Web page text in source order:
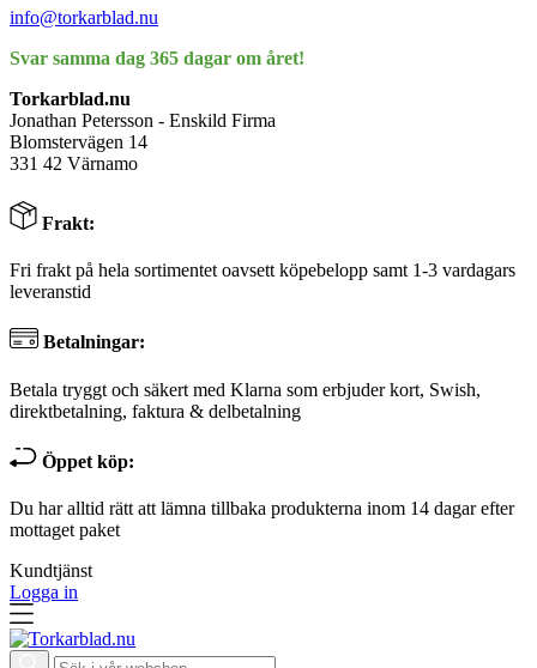
info@torkarblad.nu
Svar samma dag 365 dagar om året!
Torkarblad.nu
Jonathan Petersson - Enskild Firma
Blomstervägen 14
331 42 Värnamo
Frakt:
Fri frakt på hela sortimentet oavsett köpebelopp samt 1-3 vardagars
leveranstid
Betalningar:
Betala tryggt och säkert med Klarna som erbjuder kort, Swish,
direktbetalning, faktura & delbetalning
Öppet köp:
Du har alltid rätt att lämna tillbaka produkterna inom 14 dagar efter
mottaget paket
Kundtjänst
Logga in